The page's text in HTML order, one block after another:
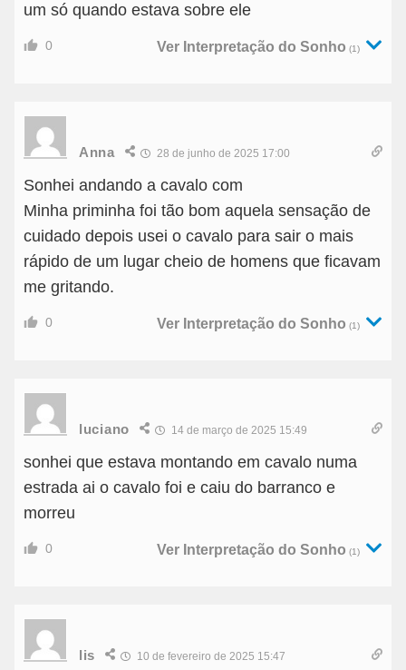
um só quando estava sobre ele
0 Ver Interpretação do Sonho (1)
Anna 28 de junho de 2025 17:00
Sonhei andando a cavalo com
Minha priminha foi tão bom aquela sensação de
cuidado depois usei o cavalo para sair o mais
rápido de um lugar cheio de homens que ficavam
me gritando.
0 Ver Interpretação do Sonho (1)
luciano 14 de março de 2025 15:49
sonhei que estava montando em cavalo numa
estrada ai o cavalo foi e caiu do barranco e
morreu
0 Ver Interpretação do Sonho (1)
lis 10 de fevereiro de 2025 15:47